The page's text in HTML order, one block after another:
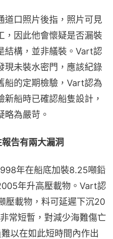
道口照片後指，照片可見
，因此他會懷疑是否漏裝
結構，並非艤裝。Vart認
現未裝水密門，應該紀錄
船的定期檢驗，Vart認為
船時已確認船隻設計，
略為嚴苛。
告有兩大漏洞
年在船底加裝8.25噸鉛
年升高壓載物。Vart認
壓載物，料可延遲下沉20
常短暫，對減少海難傷亡
以在如此短時間內作出